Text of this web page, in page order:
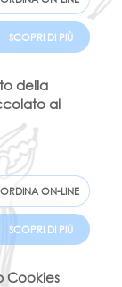
SCOPRI DI PIÙ
della
al
ORDINA ON-LINE
SCOPRI DI PIÙ
Cookies